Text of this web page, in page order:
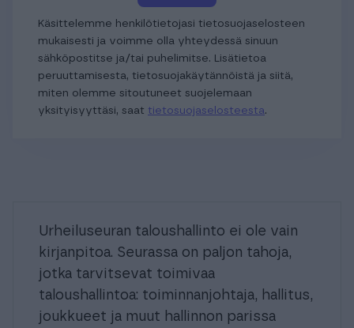
Käsittelemme henkilötietojasi tietosuojaselosteen
mukaisesti ja voimme olla yhteydessä sinuun
sähköpostitse ja/tai puhelimitse. Lisätietoa
peruuttamisesta, tietosuojakäytännöistä ja siitä,
miten olemme sitoutuneet suojelemaan
yksityisyyttäsi, saat tietosuojaselosteesta.
Urheiluseuran taloushallinto ei ole vain
kirjanpitoa. Seurassa on paljon tahoja,
jotka tarvitsevat toimivaa
taloushallintoa: toiminnanjohtaja, hallitus,
joukkueet ja muut hallinnon parissa